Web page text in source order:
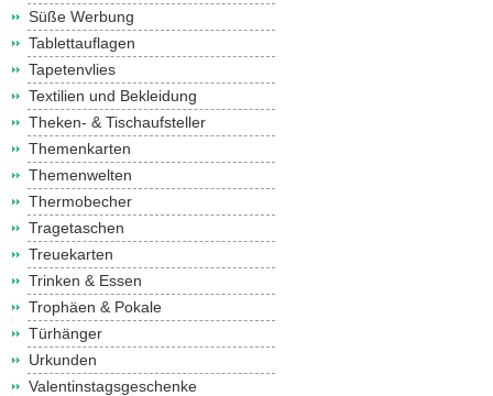
Süße Werbung
Tablettauflagen
Tapetenvlies
Textilien und Bekleidung
Theken- & Tischaufsteller
Themenkarten
Themenwelten
Thermobecher
Tragetaschen
Treuekarten
Trinken & Essen
Trophäen & Pokale
Türhänger
Urkunden
Valentinstagsgeschenke